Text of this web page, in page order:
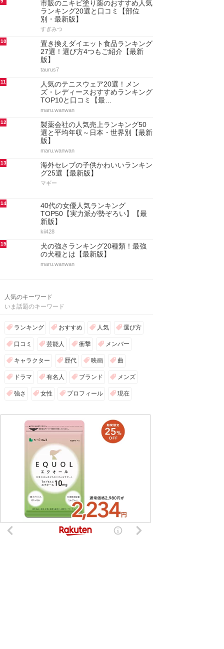
市販のニキビ塗り薬のおすすめ人気
ランキング20選と口コミ【部位
別・最新版】
すぎみつ
10
置き換えダイエット食品ランキング
27選！選び方4つもご紹介【最新
版】
taurus7
11
人気のテニスウェア20選！メン
ズ・レディースおすすめランキング
TOP10と口コミ【最…
maru.wanwan
12
製薬会社の人気売上ランキング50
選と平均年収～日本・世界別【最新
版】
maru.wanwan
13
海外セレブの子供かわいいランキン
グ25選【最新版】
マギー
14
40代の女優人気ランキング
TOP50【実力派が勢ぞろい】【最
新版】
kii428
15
犬の強さランキング20種類！最強
の犬種とは【最新版】
maru.wanwan
人気のキーワード
いま話題のキーワード
ランキング おすすめ 人気 選び方
口コミ 芸能人 衝撃 メンバー
キャラクター 歴代 映画 曲
ドラマ 有名人 ブランド メンズ
強さ 女性 プロフィール 現在